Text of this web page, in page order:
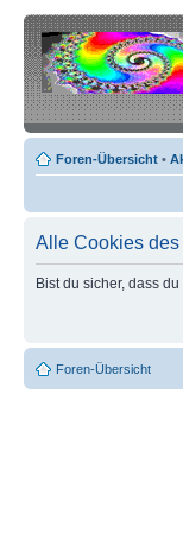
Foren-Übersicht •
Alle Cookies
Bist du sicher, dass
Foren-Übersicht